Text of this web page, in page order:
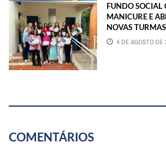
FUNDO SOCIAL
MANICURE E
NOVAS TURMAS
4 DE AGOSTO DE
COMENTÁRIOS